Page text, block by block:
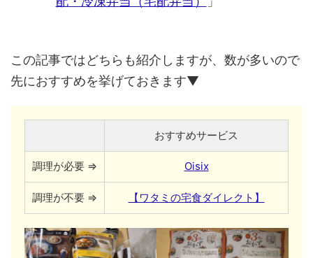
この記事ではどちらも紹介しますが、数が多いので
先におすすめを挙げておきます▼
おすすめサービス
調理が必要 ⇒ Oisix
調理が不要 ⇒ 【ワタミの宅食ダイレクト】